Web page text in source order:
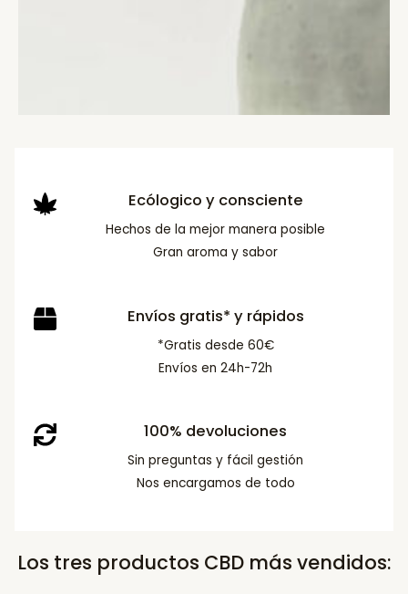
Ecólogico y consciente
Hechos de la mejor manera posible
Gran aroma y sabor
Envíos gratis* y rápidos
*Gratis desde 60€
Envíos en 24h-72h
100% devoluciones
Sin preguntas y fácil gestión
Nos encargamos de todo
Los tres productos CBD más vendidos: